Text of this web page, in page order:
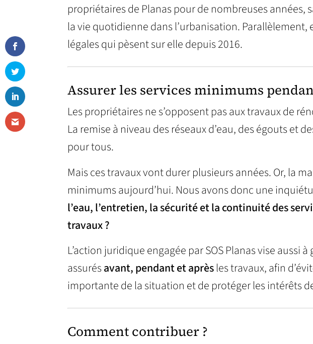
propriétaires de Planas pour de nombreuses années,
la vie quotidienne dans l’urbanisation.
légales qui pèsent sur elle depuis 2016.
Assurer les services minimums
Les propriétaires ne s’opposent pas aux travaux de
La remise à niveau des réseaux d’eau, des égouts et
pour tous.
Mais ces travaux vont durer plusieurs années. Or, la
minimums aujourd’hui. Nous avons donc une
l’eau, l’entretien, la sécurité et la continuité des
travaux ?
L’action juridique engagée par SOS Planas vise aussi
assurésavant, pendant et aprèsles travaux, afin
importante de la situation et de protéger les intérêts
Comment contribuer ?